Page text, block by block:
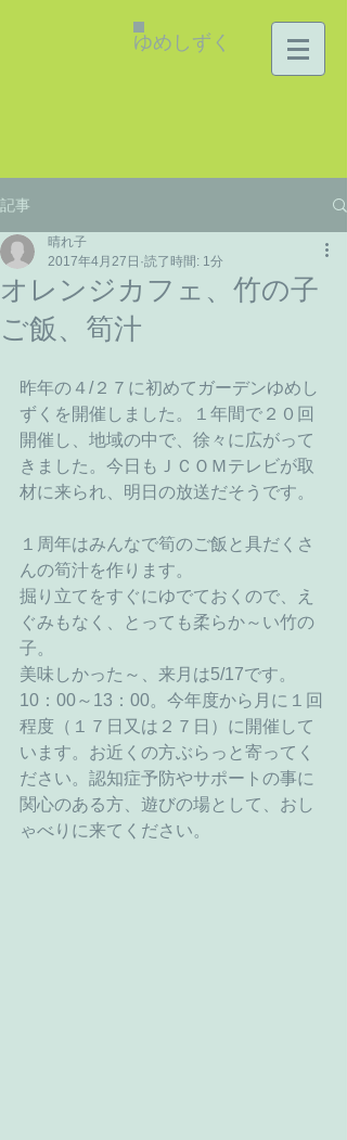
ゆめしずく
記事
オレンジカフェ、竹の子
ご飯、筍汁
晴れ子
2017年4月27日 読了時間: 1分
昨年の４/２７に初めてガーデンゆめし
ずくを開催しました。１年間で２０回
開催し、地域の中で、徐々に広がって
きました。今日もＪＣＯＭテレビが取
材に来られ、明日の放送だそうです。
１周年はみんなで筍のご飯と具だくさ
んの筍汁を作ります。
掘り立てをすぐにゆでておくので、え
ぐみもなく、とっても柔らか～い竹の
子。
美味しかった～、来月は5/17です。
10：00～13：00。今年度から月に１回
程度（１７日又は２７日）に開催して
います。お近くの方ぶらっと寄ってく
ださい。認知症予防やサポートの事に
関心のある方、遊びの場として、おし
ゃべりに来てください。